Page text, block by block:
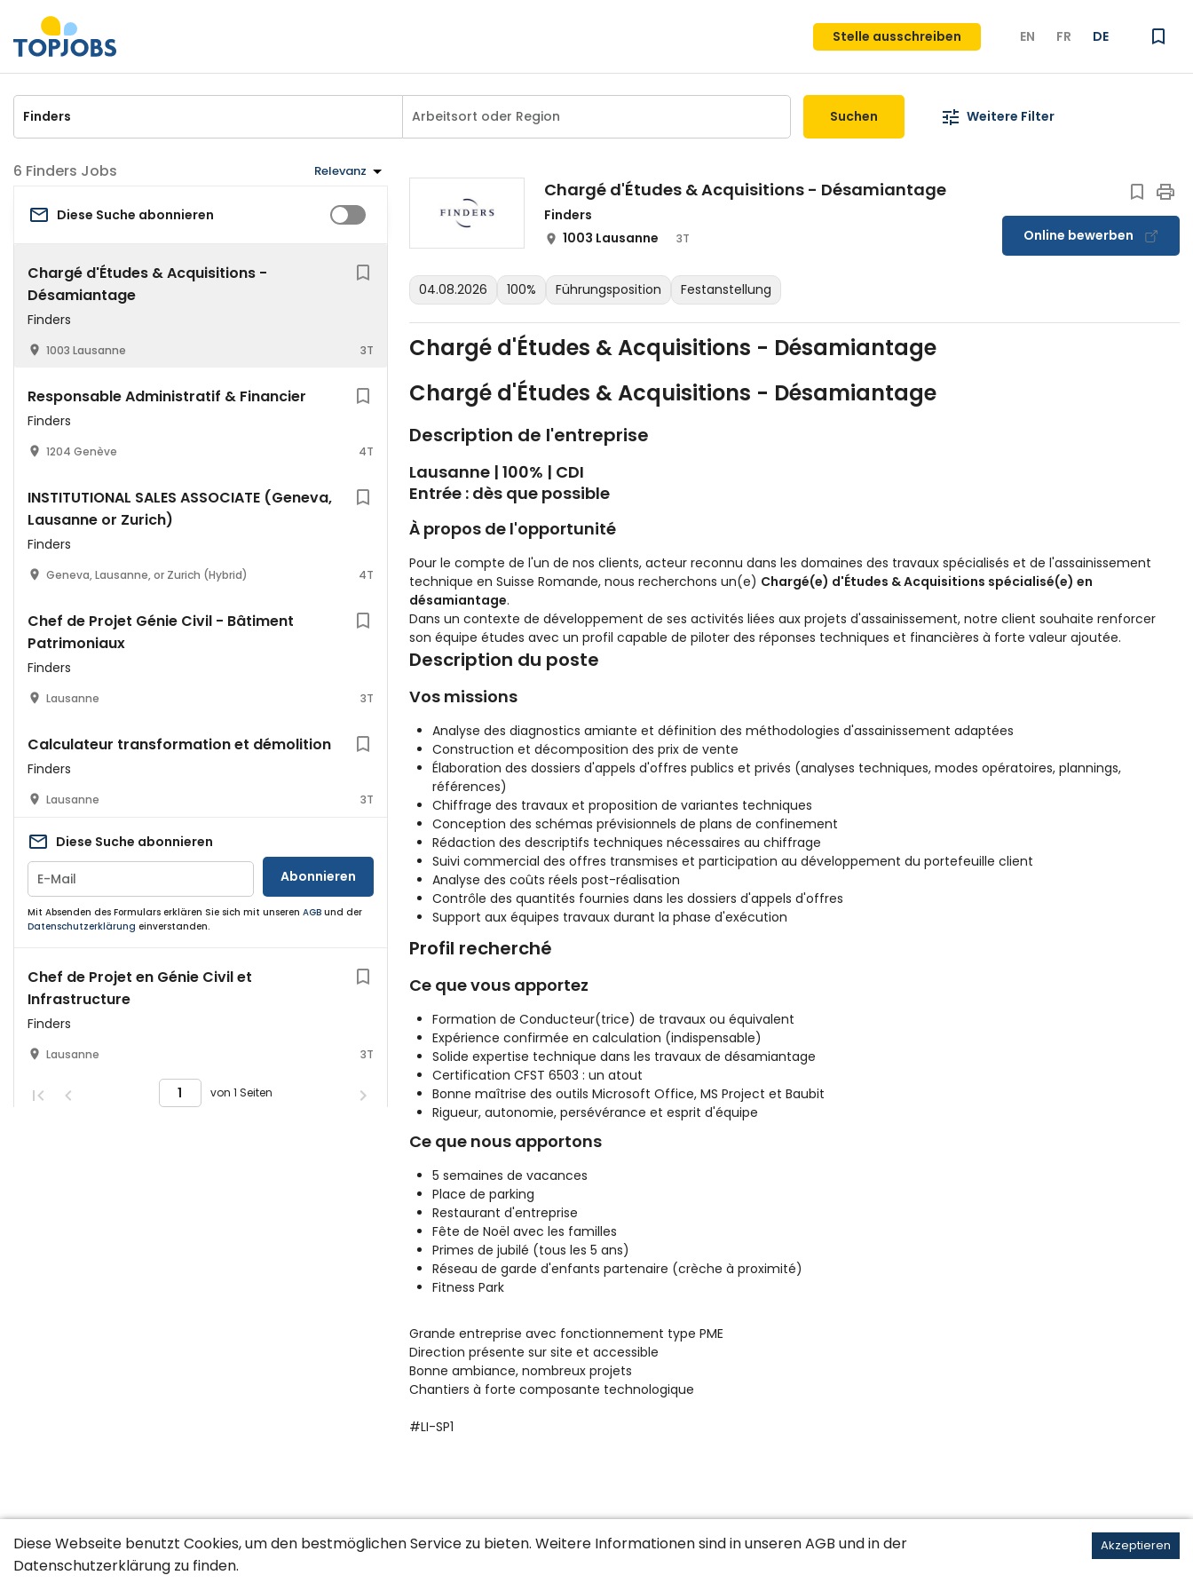
Stelle ausschreiben EN FR DE
Suchen Weitere Filter
Finders Jobs Relevanz
Diese Suche abonnieren
Chargé d'Études & Acquisitions -
Désamiantage
Finders
1003 Lausanne 3T
Responsable Administratif & Financier
Finders
1204 Genève 4T
INSTITUTIONAL SALES ASSOCIATE (Geneva,
Lausanne or Zurich)
Finders
Geneva, Lausanne, or Zurich (Hybrid) 4T
Chef de Projet Génie Civil - Bâtiment
Patrimoniaux
Finders
Lausanne 3T
Calculateur transformation et démolition
Finders
Lausanne 3T
Diese Suche abonnieren
Abonnieren
Mit Absenden des Formulars erklären Sie sich mit unseren AGB und der
Datenschutzerklärung einverstanden.
Chef de Projet en Génie Civil et
Infrastructure
Finders
Lausanne 3T
von 1 Seiten
Chargé d'Études & Acquisitions - Désamiantage
Finders
1003 Lausanne
3T Online bewerben
04.08.2026 100% Führungsposition Festanstellung
Chargé d'Études & Acquisitions - Désamiantage
Chargé d'Études & Acquisitions - Désamiantage
Description de l'entreprise
Lausanne | 100% | CDI
Entrée : dès que possible
À propos de l'opportunité
Pour le compte de l'un de nos clients, acteur reconnu dans les domaines des travaux spécialisés et de l'assainissement
technique en Suisse Romande, nous recherchons un(e) Chargé(e) d'Études & Acquisitions spécialisé(e) en
désamiantage.
Dans un contexte de développement de ses activités liées aux projets d'assainissement, notre client souhaite renforcer
son équipe études avec un profil capable de piloter des réponses techniques et financières à forte valeur ajoutée.
Description du poste
Vos missions
Analyse des diagnostics amiante et définition des méthodologies d'assainissement adaptées
Construction et décomposition des prix de vente
Élaboration des dossiers d'appels d'offres publics et privés (analyses techniques, modes opératoires, plannings,
références)
Chiffrage des travaux et proposition de variantes techniques
Conception des schémas prévisionnels de plans de confinement
Rédaction des descriptifs techniques nécessaires au chiffrage
Suivi commercial des offres transmises et participation au développement du portefeuille client
Analyse des coûts réels post-réalisation
Contrôle des quantités fournies dans les dossiers d'appels d'offres
Support aux équipes travaux durant la phase d'exécution
Profil recherché
Ce que vous apportez
Formation de Conducteur(trice) de travaux ou équivalent
Expérience confirmée en calculation (indispensable)
Solide expertise technique dans les travaux de désamiantage
Certification CFST 6503 : un atout
Bonne maîtrise des outils Microsoft Office, MS Project et Baubit
Rigueur, autonomie, persévérance et esprit d'équipe
Ce que nous apportons
5 semaines de vacances
Place de parking
Restaurant d'entreprise
Fête de Noël avec les familles
Primes de jubilé (tous les 5 ans)
Réseau de garde d'enfants partenaire (crèche à proximité)
Fitness Park
Grande entreprise avec fonctionnement type PME
Direction présente sur site et accessible
Bonne ambiance, nombreux projets
Chantiers à forte composante technologique
#LI-SP1
Jobs nach Berufsgruppen
Diese Webseite benutzt Cookies, um den bestmöglichen Service zu bieten. Weitere Informationen sind in unserenAGB und in der
Datenschutzerklärung zu finden.
Akzeptieren